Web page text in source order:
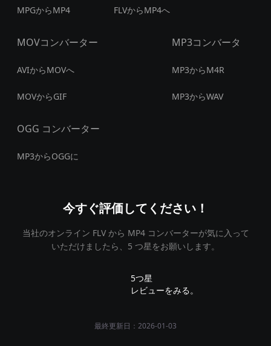
MPGからMP4 FLVからMP4へ
MOVコンバーター
AVIからMOVへ
MOVからGIF
MP3コンバータ
MP3からM4R
MP3からWAV
OGG コンバーター
MP3からOGGに
今すぐ評価してください！
当社のオンライン FLV から MP4 コンバーターが気に入って
いただけましたら、5 つ星をお願いします。
5つ星
レビューをみる。
最終更新日：2026-01-03